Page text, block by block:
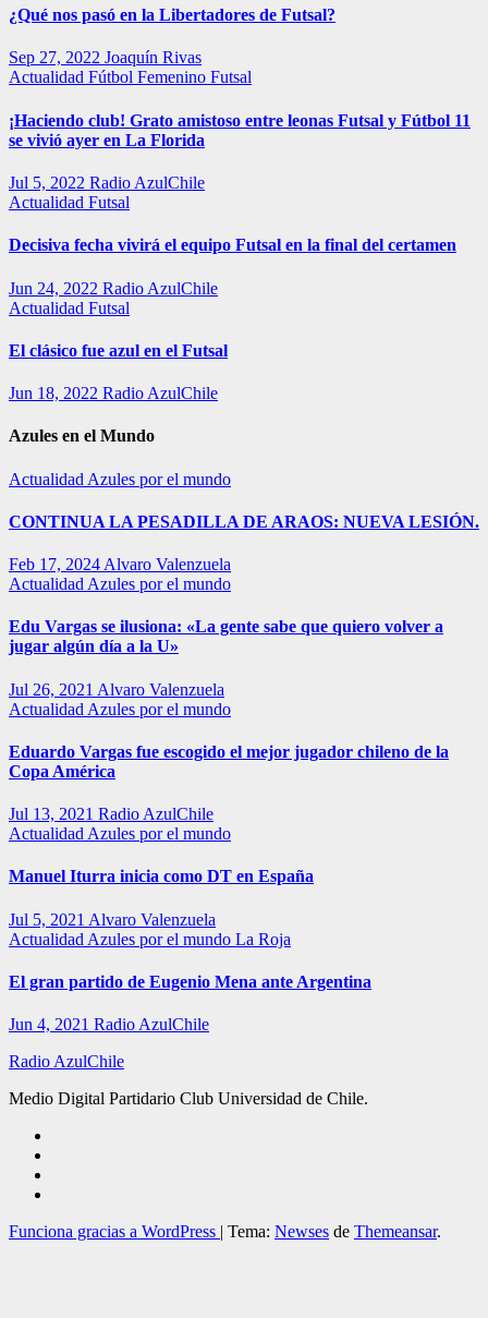
¿Qué nos pasó en la Libertadores de Futsal?
Sep 27, 2022 Joaquín Rivas
Actualidad Fútbol Femenino Futsal
¡Haciendo club! Grato amistoso entre leonas Futsal y Fútbol 11
se vivió ayer en La Florida
Jul 5, 2022 Radio AzulChile
Actualidad Futsal
Decisiva fecha vivirá el equipo Futsal en la final del certamen
Jun 24, 2022 Radio AzulChile
Actualidad Futsal
El clásico fue azul en el Futsal
Jun 18, 2022 Radio AzulChile
Azules en el Mundo
Actualidad Azules por el mundo
CONTINUA LA PESADILLA DE ARAOS: NUEVA LESIÓN.
Feb 17, 2024 Alvaro Valenzuela
Actualidad Azules por el mundo
Edu Vargas se ilusiona: «La gente sabe que quiero volver a
jugar algún día a la U»
Jul 26, 2021 Alvaro Valenzuela
Actualidad Azules por el mundo
Eduardo Vargas fue escogido el mejor jugador chileno de la
Copa América
Jul 13, 2021 Radio AzulChile
Actualidad Azules por el mundo
Manuel Iturra inicia como DT en España
Jul 5, 2021 Alvaro Valenzuela
Actualidad Azules por el mundo La Roja
El gran partido de Eugenio Mena ante Argentina
Jun 4, 2021 Radio AzulChile
Radio AzulChile
Medio Digital Partidario Club Universidad de Chile.
Funciona gracias a WordPress | Tema: Newses de Themeansar.